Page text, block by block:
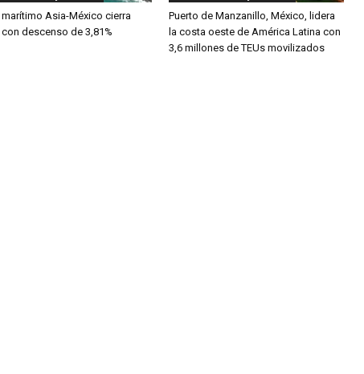
marítimo Asia-México cierra
con descenso de 3,81%
Puerto de Manzanillo, México, lidera
la costa oeste de América Latina con
3,6 millones de TEUs movilizados